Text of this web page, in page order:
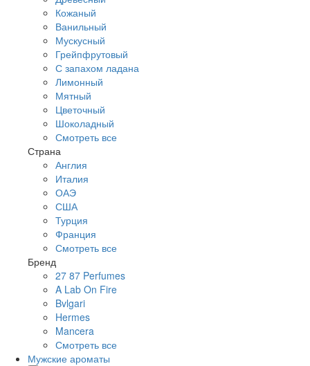
Кожаный
Ванильный
Мускусный
Грейпфрутовый
С запахом ладана
Лимонный
Мятный
Цветочный
Шоколадный
Смотреть все
Страна
Англия
Италия
ОАЭ
США
Турция
Франция
Смотреть все
Бренд
27 87 Perfumes
A Lab On Fire
Bvlgari
Hermes
Mancera
Смотреть все
Мужские ароматы